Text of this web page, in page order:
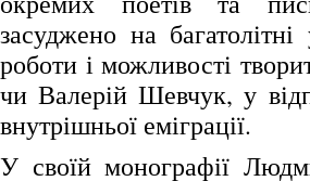
засуджено на
роботи і можливості
чи Валерій Шевчук, у
внутрішньої еміграції.
У своїй монографії